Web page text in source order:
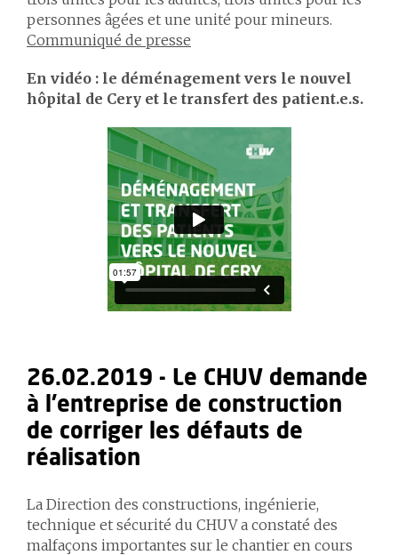
personnes âgées et une unité pour mineurs.
Communiqué de presse
En vidéo : le déménagement vers le nouvel
hôpital de Cery et le transfert des patient.e.s.
26.02.2019 - Le CHUV demande
à l'entreprise de construction
de corriger les défauts de
réalisation
La Direction des constructions, ingénierie,
technique et sécurité du CHUV a constaté des
malfaçons importantes sur le chantier en cours